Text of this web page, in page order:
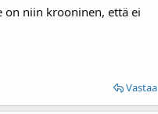
on niin krooninen, että ei
Vastaa